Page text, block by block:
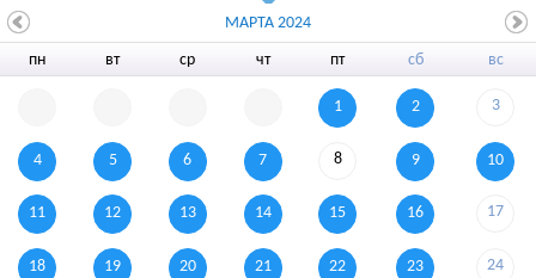
пн вт ср чт пт сб вс
1 2 3
4 5 6 7 8 9 10
11 12 13 14 15 16 17
18 19 20 21 22 23 24
МАРТА 2024